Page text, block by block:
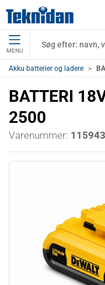
MENU
Akku batterier og ladere
BATTERI
2500
Varenummer: